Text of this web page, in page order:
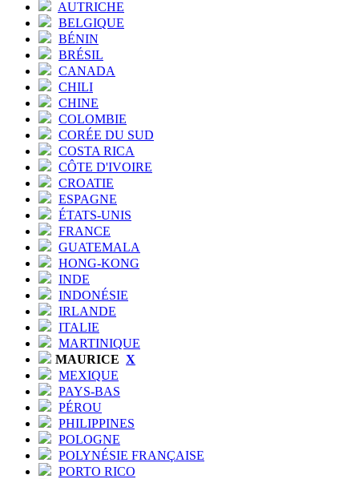
AUTRICHE
BELGIQUE
BÉNIN
BRÉSIL
CANADA
CHILI
CHINE
COLOMBIE
CORÉE DU SUD
COSTA RICA
CÔTE D'IVOIRE
CROATIE
ESPAGNE
ÉTATS-UNIS
FRANCE
GUATEMALA
HONG-KONG
INDE
INDONÉSIE
IRLANDE
ITALIE
MARTINIQUE
MAURICE X
MEXIQUE
PAYS-BAS
PÉROU
PHILIPPINES
POLOGNE
POLYNÉSIE FRANÇAISE
PORTO RICO